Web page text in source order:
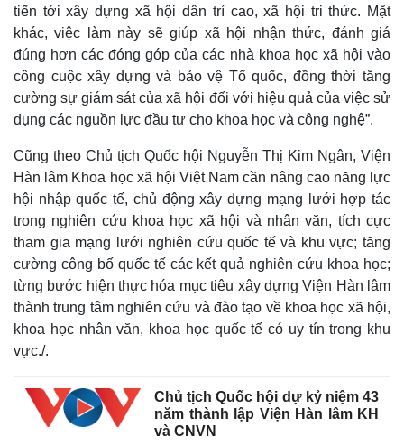
tiến tới xây dựng xã hội dân trí cao, xã hội tri thức. Mặt
khác, việc làm này sẽ giúp xã hội nhận thức, đánh giá
đúng hơn các đóng góp của các nhà khoa học xã hội vào
công cuộc xây dựng và bảo vệ Tổ quốc, đồng thời tăng
cường sự giám sát của xã hội đối với hiệu quả của việc sử
dụng các nguồn lực đầu tư cho khoa học và công nghệ”.
Cũng theo Chủ tịch Quốc hội Nguyễn Thị Kim Ngân, Viện
Hàn lâm Khoa học xã hội Việt Nam cần nâng cao năng lực
hội nhập quốc tế, chủ động xây dựng mạng lưới hợp tác
trong nghiên cứu khoa học xã hội và nhân văn, tích cực
tham gia mạng lưới nghiên cứu quốc tế và khu vực; tăng
cường công bố quốc tế các kết quả nghiên cứu khoa học;
từng bước hiện thực hóa mục tiêu xây dựng Viện Hàn lâm
thành trung tâm nghiên cứu và đào tạo về khoa học xã hội,
khoa học nhân văn, khoa học quốc tế có uy tín trong khu
vực./.
Chủ tịch Quốc hội dự kỷ niệm 43
năm thành lập Viện Hàn lâm KH
và CNVN